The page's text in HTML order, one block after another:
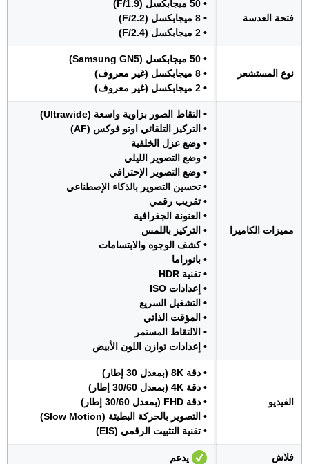
فتحة العدسة
• 50 ميجابكسل (F/1.9)
• 8 ميجابكسل (F/2.2)
• 2 ميجابكسل (F/2.4)
نوع المستشعر
• 50 ميجابكسل (Samsung GN5)
• 8 ميجابكسل (غير معروف)
• 2 ميجابكسل (غير معروف)
مميزات الكاميرا
• التقاط الصور بزاوية واسعة (Ultrawide)
• التركيز التلقائي اوتو فوكس (AF)
• وضع عزل الخلفية
• وضع التصوير الليلي
• وضع التصوير الإحترافي
• تحسين التصوير بالذكاء الإصطناعي
• تقريب رقمي
• العنونة الجغرافية
• التركيز باللمس
• كشف الوجوه والابتسامات
• بانوراما
• تقنية HDR
• إعدادات ISO
• التشغيل السريع
• المؤقت الذاتي
• الالتقاط المستمر
• إعدادات توازن اللون الأبيض
الفيديو
• دقة 8K (بمعدل 30 إطار)
• دقة 4K (بمعدل 30/60 إطار)
• دقة FHD (بمعدل 30/60 إطار)
• التصوير بالحركة البطيئة (Slow Motion)
• تقنية التثبيت الرقمي (EIS)
فلاش يدعم